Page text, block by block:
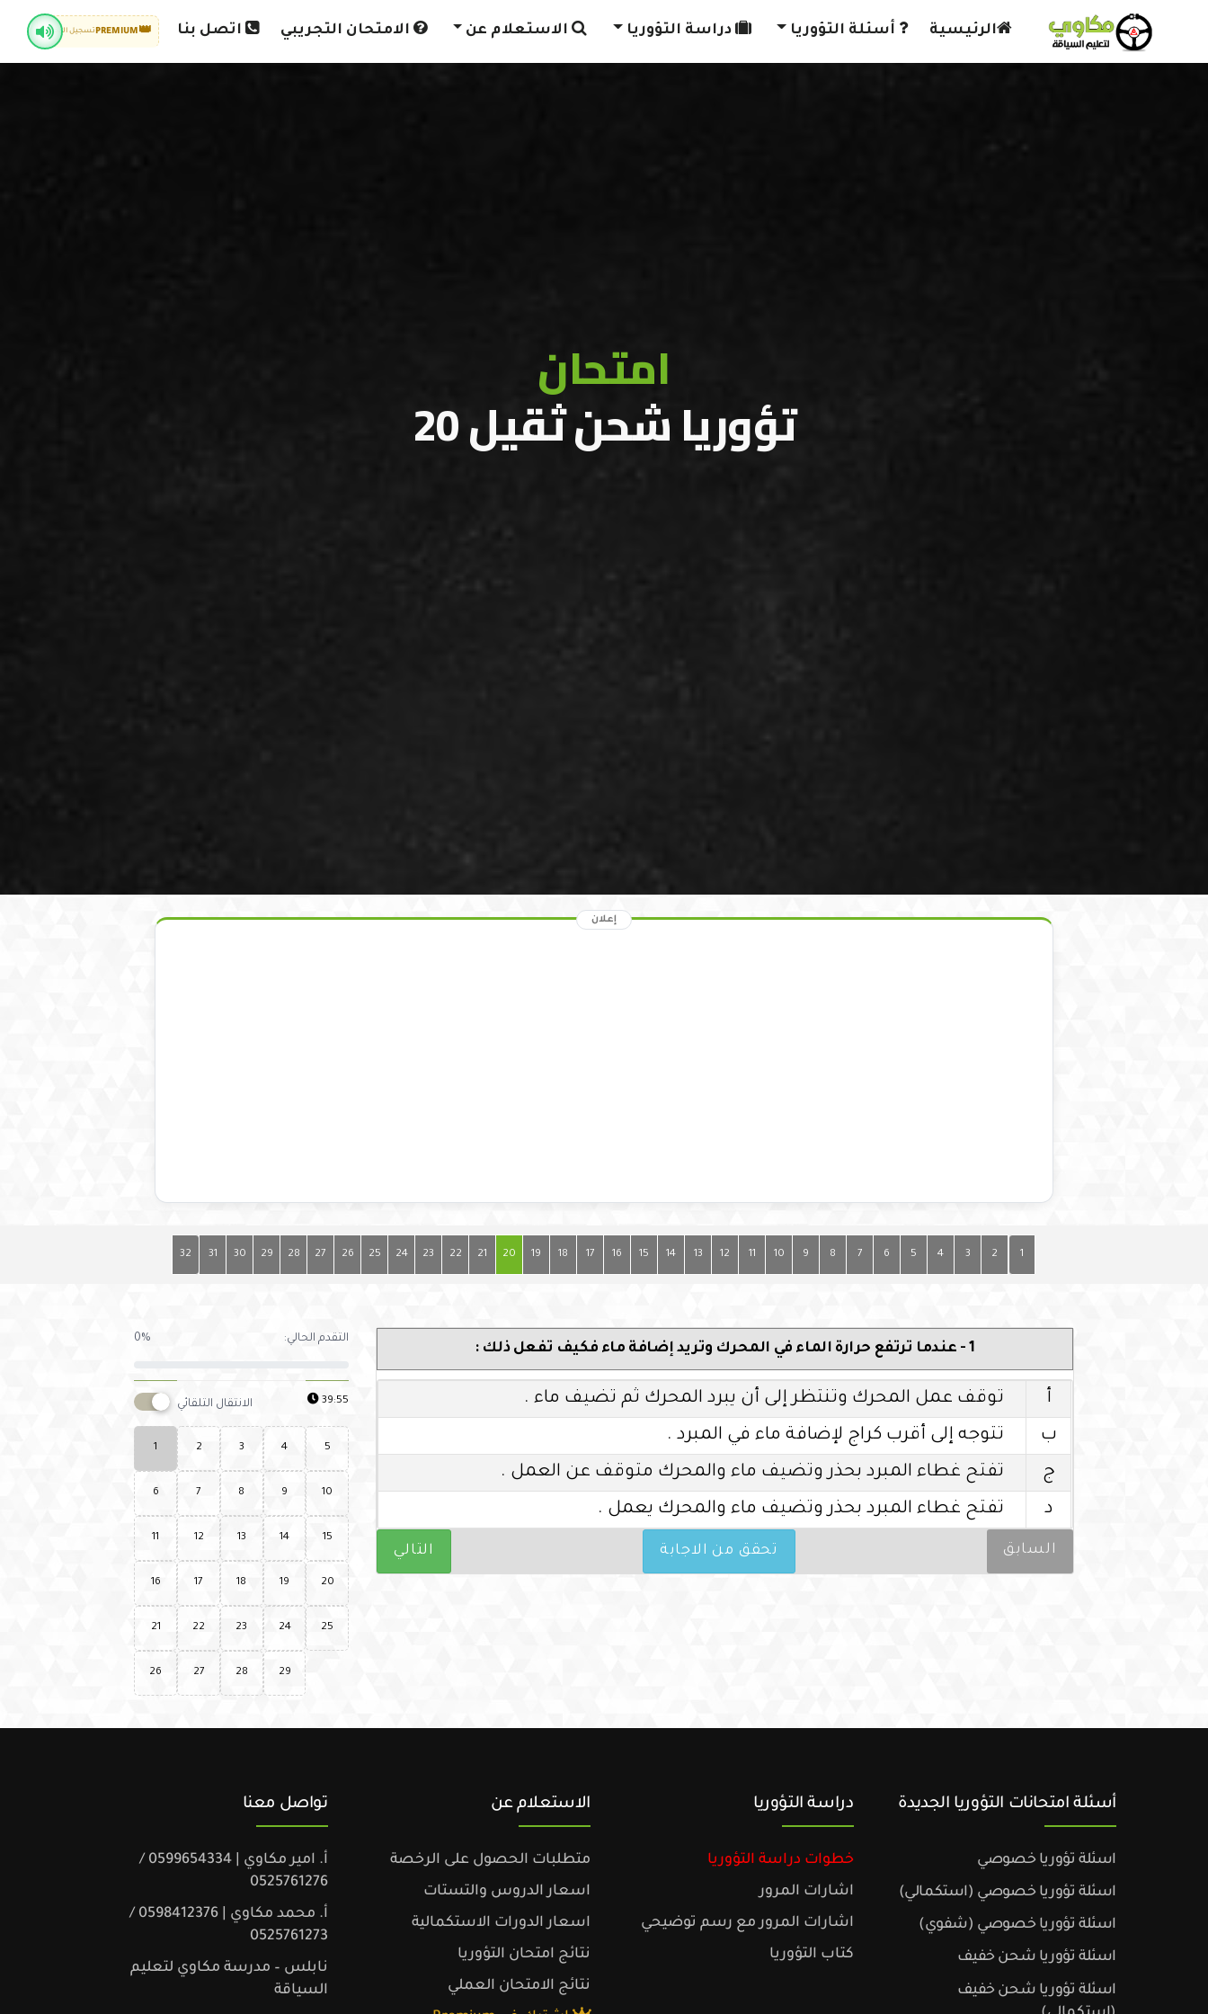
الرئيسية أسئلة التؤوريا دراسة التؤوريا الاستعلام عن الامتحان التجريبي اتصل بنا 👑
PREMIUMتسجيل الدخول
امتحان
تؤوريا شحن ثقيل 20
إعلان
1
2
3
4
5
6
7
8
9
10
11
12
13
14
15
16
17
18
19
20
21
22
23
24
25
26
27
28
29
30
31
32
1 - عندما ترتفع حرارة الماء في المحرك وتريد إضافة ماء فكيف تفعل ذلك :
أ
توقف عمل المحرك وتنتظر إلى أن يبرد المحرك ثم تضيف ماء .
ب
تتوجه إلى أقرب كراج لإضافة ماء في المبرد .
ج
تفتح غطاء المبرد بحذر وتضيف ماء والمحرك متوقف عن العمل .
د
تفتح غطاء المبرد بحذر وتضيف ماء والمحرك يعمل .
السابق تحقق من الاجابة التالي
التقدم الحالي: 0%
39:54 الانتقال التلقائي
1 2 3 4 5
6 7 8 9 10
11 12 13 14 15
16 17 18 19 20
21 22 23 24 25
26 27 28 29
أسئلة امتحانات التؤوريا الجديدة
اسئلة تؤوريا خصوصي
اسئلة تؤوريا خصوصي (استكمالي)
اسئلة تؤوريا خصوصي (شفوي)
اسئلة تؤوريا شحن خفيف
اسئلة تؤوريا شحن خفيف
دراسة التؤوريا
خطوات دراسة التؤوريا
اشارات المرور
اشارات المرور مع رسم توضيحي
كتاب التؤوريا
الاستعلام عن
متطلبات الحصول على الرخصة
اسعار الدروس والتستات
اسعار الدورات الاستكمالية
نتائج امتحان التؤوريا
نتائج الامتحان العملي
تواصل معنا
أ. امير مكاوي | 0599654334 /
0525761276
أ. محمد مكاوي | 0598412376 /
0525761273
نابلس – مدرسة مكاوي لتعليم
السياقة